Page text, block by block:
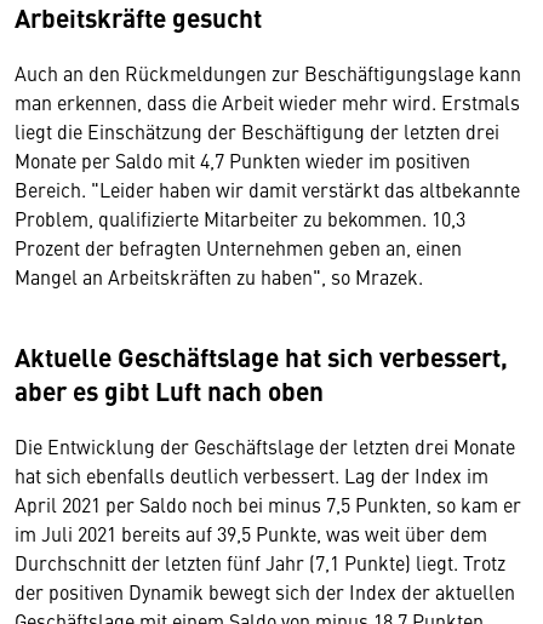
Arbeitskräfte gesucht
Auch an den Rückmeldungen zur Beschäftigungslage kann
man erkennen, dass die Arbeit wieder mehr wird. Erstmals
liegt die Einschätzung der Beschäftigung der letzten drei
Monate per Saldo mit 4,7 Punkten wieder im positiven
Bereich. "Leider haben wir damit verstärkt das altbekannte
Problem, qualifizierte Mitarbeiter zu bekommen. 10,3
Prozent der befragten Unternehmen geben an, einen
Mangel an Arbeitskräften zu haben", so Mrazek.
Aktuelle Geschäftslage hat sich verbessert,
aber es gibt Luft nach oben
Die Entwicklung der Geschäftslage der letzten drei Monate
hat sich ebenfalls deutlich verbessert. Lag der Index im
April 2021 per Saldo noch bei minus 7,5 Punkten, so kam er
im Juli 2021 bereits auf 39,5 Punkte, was weit über dem
Durchschnitt der letzten fünf Jahr (7,1 Punkte) liegt. Trotz
der positiven Dynamik bewegt sich der Index der aktuellen